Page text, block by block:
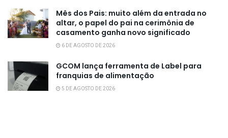
Mês dos Pais: muito além da entrada no
altar, o papel do pai na cerimônia de
casamento ganha novo significado
6 DE AGOSTO DE 2026
GCOM lança ferramenta de Label para
franquias de alimentação
5 DE AGOSTO DE 2026